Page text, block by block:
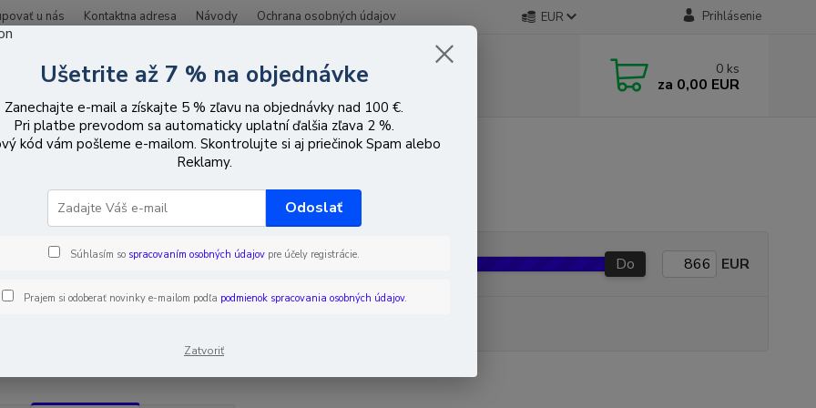
u nás Kontaktna adresa Návody Ochrana osobných údajov EUR Prihlásenie
Hľadať 0 ks
za 0,00 EUR
zariadenia Switche PoE switche s podporou až 6 portov
switche s podporou až 6 portov
EUR Od Do EUR
Ušetrite až 7 % na objednávke
Zanechajte e-mail a získajte 5 % zľavu na objednávky nad 100 €.
Pri platbe prevodom sa automaticky uplatní ďalšia zľava 2 %.
kód vám pošleme e-mailom. Skontrolujte si aj priečinok Spam alebo
Reklamy.
Odoslať
Súhlasím so spracovaním osobných údajov pre účely registrácie.
Prajem si odoberať novinky e-mailom podľa podmienok spracovania osobných údajov.
Zatvoriť